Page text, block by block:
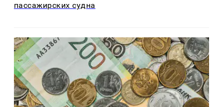
пассажирских судна